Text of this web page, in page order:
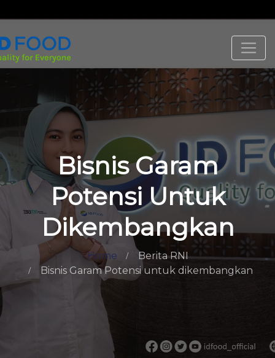
Bisnis Garam
Potensi Untuk
Dikembangkan
Home
Berita RNI
Bisnis Garam Potensi untuk dikembangkan